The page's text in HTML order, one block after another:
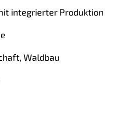
integrierter Produktion
Waldbau